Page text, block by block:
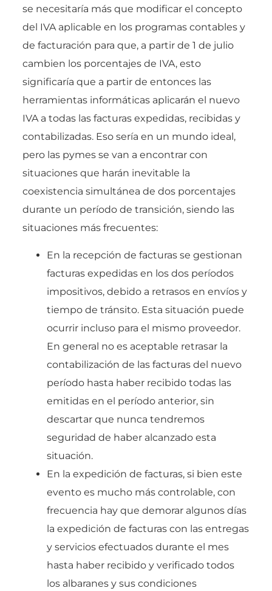
se necesitaría más que modificar el concepto
del IVA aplicable en los programas contables y
de facturación para que, a partir de 1 de julio
cambien los porcentajes de IVA, esto
significaría que a partir de entonces las
herramientas informáticas aplicarán el nuevo
IVA a todas las facturas expedidas, recibidas y
contabilizadas. Eso sería en un mundo ideal,
pero las pymes se van a encontrar con
situaciones que harán inevitable la
coexistencia simultánea de dos porcentajes
durante un período de transición, siendo las
situaciones más frecuentes:
En la recepción de facturas se gestionan
facturas expedidas en los dos períodos
impositivos, debido a retrasos en envíos y
tiempo de tránsito. Esta situación puede
ocurrir incluso para el mismo proveedor.
En general no es aceptable retrasar la
contabilización de las facturas del nuevo
período hasta haber recibido todas las
emitidas en el período anterior, sin
descartar que nunca tendremos
seguridad de haber alcanzado esta
situación.
En la expedición de facturas, si bien este
evento es mucho más controlable, con
frecuencia hay que demorar algunos días
la expedición de facturas con las entregas
y servicios efectuados durante el mes
hasta haber recibido y verificado todos
los albaranes y sus condiciones